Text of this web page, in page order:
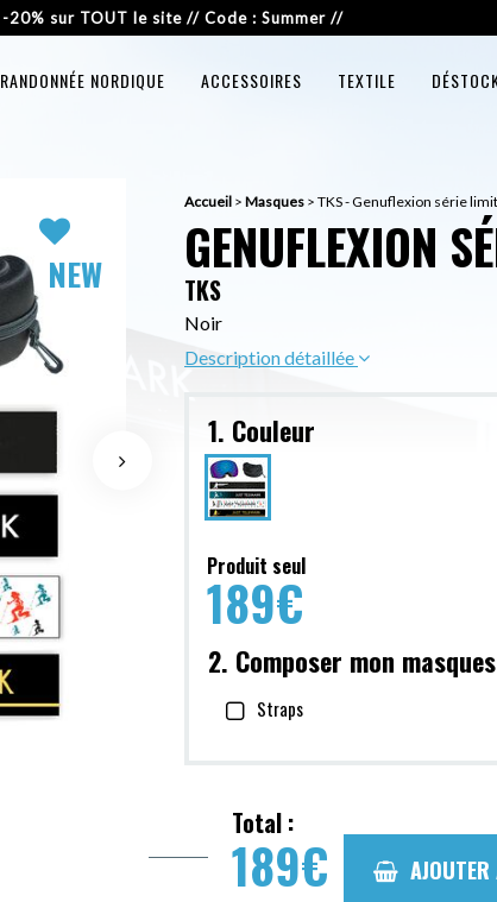
-20% sur TOUT le site // Code : Summer //
RANDONNÉE NORDIQUE ACCESSOIRES TEXTILE
NEW
Accueil > Masques > TKS - Genuflexion série
GENUFLEXION
TKS
Noir
Description détaillée
1. Couleur
Produit seul
189€
2. Composer mon masques
Straps
Total :
189€